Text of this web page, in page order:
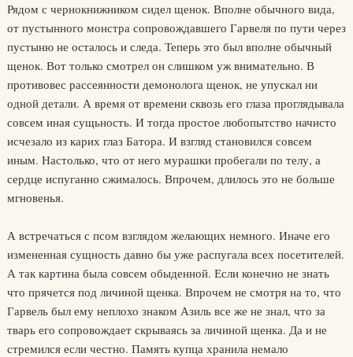
Рядом с чернокнижником сидел щенок. Вполне обычного вида,
от пустынного монстра сопровождавшего Гарвеля по пути через
пустыню не осталось и следа. Теперь это был вполне обычный
щенок. Вот только смотрел он слишком уж внимательно. В
противовес рассеянности демонолога щенок, не упускал ни
одной детали. А время от времени сквозь его глаза проглядывала
совсем иная сущьность. И тогда простое любопытство начисто
исчезало из карих глаз Батора. И взгляд становился совсем
иным. Настолько, что от него мурашки пробегали по телу, а
сердце испуганно сжималось. Впрочем, длилось это не больше
мгновенья.
А встречаться с псом взглядом желающих немного. Иначе его
измененная сущность давно бы уже распугала всех посетителей.
А так картина была совсем обыденной. Если конечно не знать
что прячется под личиной щенка. Впрочем не смотря на то, что
Гарвель был ему неплохо знаком Азиль все же не знал, что за
тварь его сопровождает скрываясь за личиной щенка. Да и не
стремился если честно. Память купца хранила немало